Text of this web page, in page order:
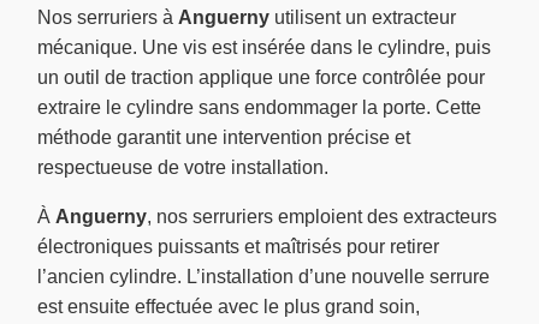
Nos serruriers à Anguerny utilisent un extracteur
mécanique. Une vis est insérée dans le cylindre, puis
un outil de traction applique une force contrôlée pour
extraire le cylindre sans endommager la porte. Cette
méthode garantit une intervention précise et
respectueuse de votre installation.
À Anguerny, nos serruriers emploient des extracteurs
électroniques puissants et maîtrisés pour retirer
l’ancien cylindre. L’installation d’une nouvelle serrure
est ensuite effectuée avec le plus grand soin,